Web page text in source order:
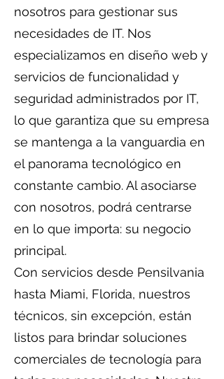
nosotros para gestionar sus
necesidades de IT. Nos
especializamos en diseño web y
servicios de funcionalidad y
seguridad administrados por IT,
lo que garantiza que su empresa
se mantenga a la vanguardia en
el panorama tecnológico en
constante cambio. Al asociarse
con nosotros, podrá centrarse
en lo que importa: su negocio
principal.
Con servicios desde Pensilvania
hasta Miami, Florida, nuestros
técnicos, sin excepción, están
listos para brindar soluciones
comerciales de tecnología para